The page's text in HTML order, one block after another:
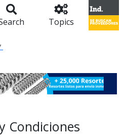
Topics
Condiciones